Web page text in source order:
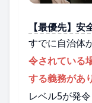
【最優先】
すでに自治体
令されている
する義務があ
レベル5が発